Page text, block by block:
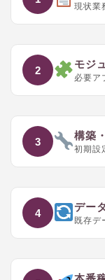
現状業
2
モジ
必要ア
3
構築
初期設
4
デー
既存デ